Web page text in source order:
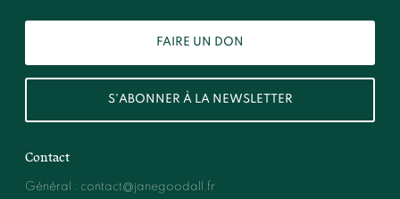
FAIRE UN DON
S'ABONNER À LA NEWSLETTER
Contact
Général : contact@janegoodall.fr